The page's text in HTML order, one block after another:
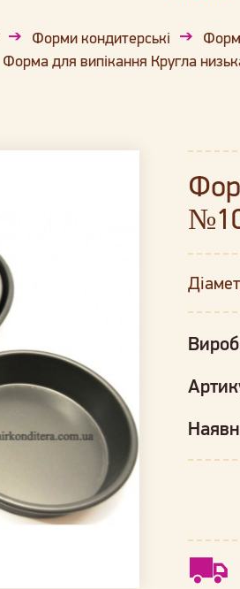
Форми кондитерські
Форма для випікання Кругла